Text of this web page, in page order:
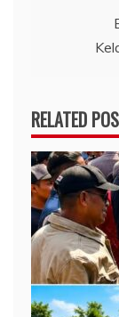
RELATED